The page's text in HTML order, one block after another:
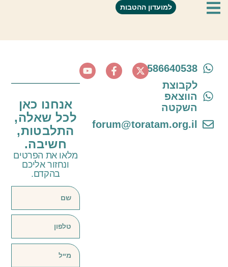
למועדון ההטבות
בת-אל עיצוב גרפי
0586640538
לקבוצת
הווצאפ
השקטה
forum@toratam.org.il
אנחנו כאן
לכל שאלה,
התלבטות,
חשיבה.
מלאו את הפרטים
ונחזור אליכם
בהקדם.